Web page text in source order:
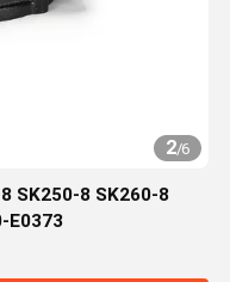
2/6
8 SK250-8 SK260-8
E0373